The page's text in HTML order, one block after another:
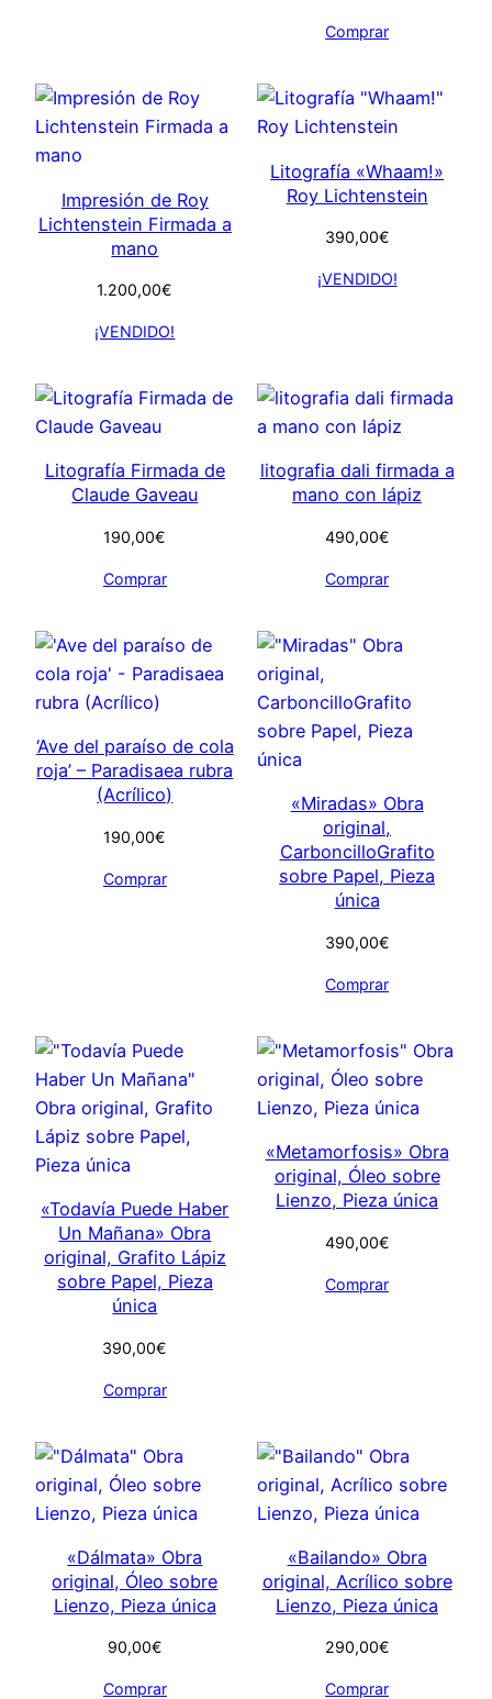
Comprar
Impresión de Roy
Lichtenstein Firmada a
mano
1.200,00€
¡VENDIDO!
Litografía «Whaam!»
Roy Lichtenstein
390,00€
¡VENDIDO!
Litografía Firmada de
Claude Gaveau
190,00€
Comprar
litografia dali firmada a
mano con lápiz
490,00€
Comprar
‘Ave del paraíso de cola
roja’ – Paradisaea rubra
(Acrílico)
190,00€
Comprar
«Miradas» Obra
original,
CarboncilloGrafito
sobre Papel, Pieza
única
390,00€
Comprar
«Todavía Puede Haber
Un Mañana» Obra
original, Grafito Lápiz
sobre Papel, Pieza
única
390,00€
Comprar
«Metamorfosis» Obra
original, Óleo sobre
Lienzo, Pieza única
490,00€
Comprar
«Dálmata» Obra
original, Óleo sobre
Lienzo, Pieza única
90,00€
Comprar
«Bailando» Obra
original, Acrílico sobre
Lienzo, Pieza única
290,00€
Comprar